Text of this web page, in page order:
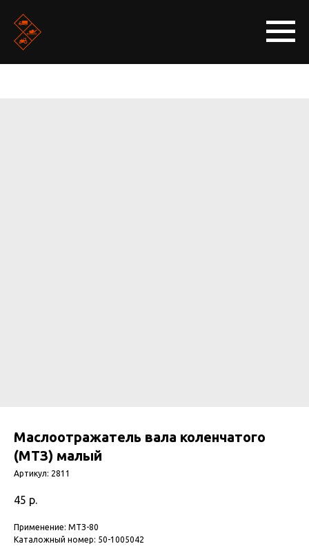
Маслоотражатель вала коленчатого
(МТЗ) малый
Артикул: 2811
45 р.
Применение: МТЗ-80
Каталожный номер: 50-1005042